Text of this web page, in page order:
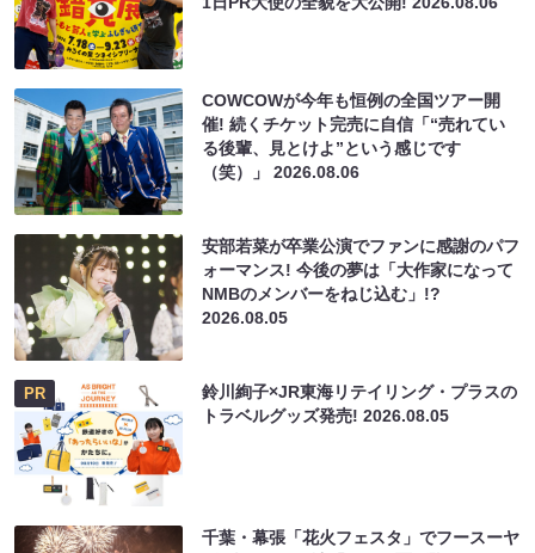
COWCOWが今年も恒例の全国ツアー開
催! 続くチケット完売に自信「“売れてい
る後輩、見とけよ”という感じです
（笑）」2026.08.06
安部若菜が卒業公演でファンに感謝のパフ
ォーマンス! 今後の夢は「大作家になって
NMBのメンバーをねじ込む」!?
2026.08.05
PR
鈴川絢子×JR東海リテイリング・プラスの
トラベルグッズ発売!2026.08.05
千葉・幕張「花火フェスタ」でフースーヤ